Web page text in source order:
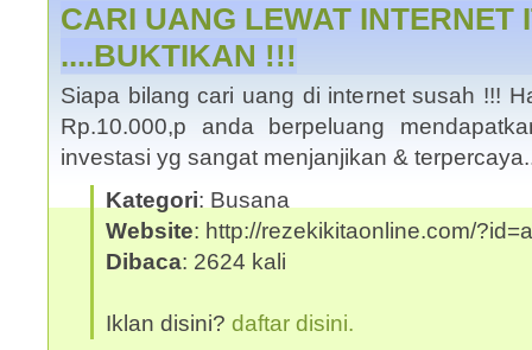
CARI UANG LEWAT INTERNET
....BUKTIKAN !!!
Siapa bilang cari uang di internet susah !!!
Rp.10.000,p anda berpeluang
investasi yg sangat menjanjikan &
Kategori: Busana
Website: http://rezekikitaonline.com/
Dibaca: 2624 kali
Iklan disini? daftar disini.